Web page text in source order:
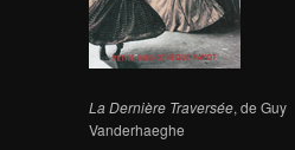
La Dernière Traversée, de Guy
Vanderhaeghe